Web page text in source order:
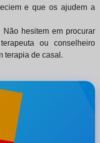
e que os ajudem a
Não hesitem em procurar
ou conselheiro
terapia de casal.